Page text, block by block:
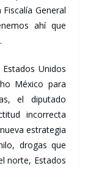
General
ahí que
Unidos
México para
el diputado
incorrecta
estrategia
drogas que
norte, Estados